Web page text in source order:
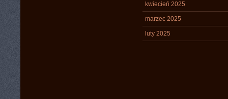
kwiecień 2025
marzec 2025
luty 2025